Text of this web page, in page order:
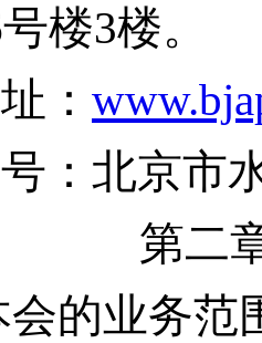
楼3楼。
：
：北京市
第二
会的业务范